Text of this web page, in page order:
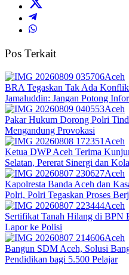
Pos Terkait
Aceh
BRA Tegaskan Tak Ada
Jamaluddin: Jangan Potong
Aceh
Pakar Hukum Dorong Polri
Mengandung Provokasi
Aceh
Ketua DWP Aceh Terima
Selatan, Pererat Sinergi dan
Aceh
Kapolresta Banda Aceh dan
Polri, Polri Tegaskan Proses
Aceh
Sertifikat Tanah Hilang di BPN
Lapor ke Polisi
Aceh
Bangun SDM Aceh, Solusi
Pendidikan bagi 5.500 Pelajar